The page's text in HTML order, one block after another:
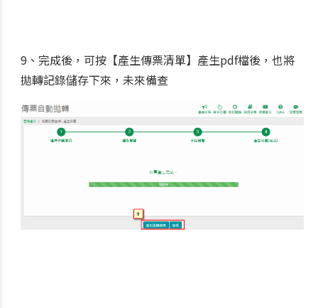
9、完成後，可按【產生傳票清單】產生pdf檔後，也將
拋轉記錄儲存下來，未來備查